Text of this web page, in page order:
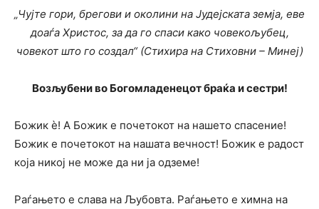
„Чујте гори, брегови и околини на Јудејската земја, еве
доаѓа Христос, за да го спаси како човекољубец,
човекот што го создал“ (Стихира на Стиховни – Минеј)
Возљубени во Богомладенецот браќа и сестри!
Божик ѐ! А Божик е почетокот на нашето спасение!
Божик е почетокот на нашата вечност! Божик е радост
која никој не може да ни ја одземе!
Раѓањето е слава на Љубовта. Раѓањето е химна на